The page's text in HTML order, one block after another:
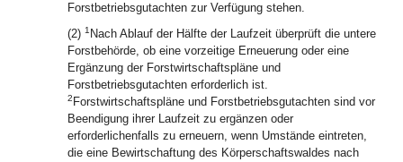
Forstbetriebsgutachten zur Verfügung stehen.
(2) 1 Nach Ablauf der Hälfte der Laufzeit überprüft die untere
Forstbehörde, ob eine vorzeitige Erneuerung oder eine
Ergänzung der Forstwirtschaftspläne und
Forstbetriebsgutachten erforderlich ist.
2 Forstwirtschaftspläne und Forstbetriebsgutachten sind vor
Beendigung ihrer Laufzeit zu ergänzen oder
erforderlichenfalls zu erneuern, wenn Umstände eintreten,
die eine Bewirtschaftung des Körperschaftswaldes nach